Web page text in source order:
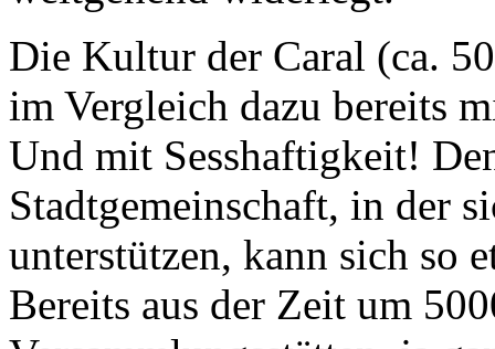
Die Kultur der
Caral(ca.
im Vergleich dazu bereits
Und mit Sesshaftigkeit!
Stadtgemeinschaft, in der
unterstützen, kann sich so
Bereits aus der Zeit um
Versammlungsstätten, ja